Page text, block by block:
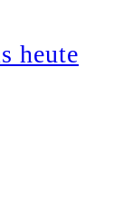
heute